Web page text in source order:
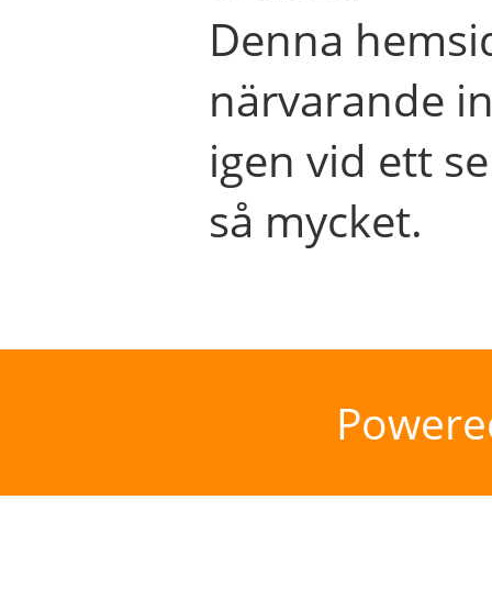
Denna
närvarande
igen vid ett
så mycket.